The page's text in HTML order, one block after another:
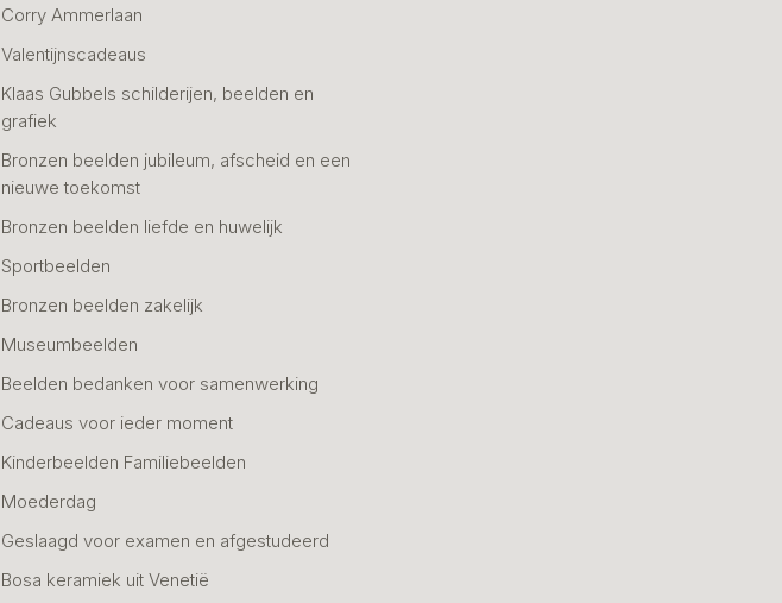
Corry Ammerlaan
Valentijnscadeaus
Klaas Gubbels schilderijen, beelden en
grafiek
Bronzen beelden jubileum, afscheid en een
nieuwe toekomst
Bronzen beelden liefde en huwelijk
Sportbeelden
Bronzen beelden zakelijk
Museumbeelden
Beelden bedanken voor samenwerking
Cadeaus voor ieder moment
Kinderbeelden Familiebeelden
Moederdag
Geslaagd voor examen en afgestudeerd
Bosa keramiek uit Venetië